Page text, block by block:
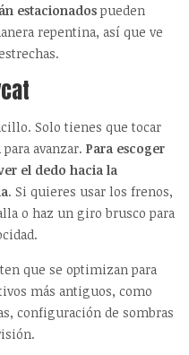
estacionadospueden
repentina, así que ve
Solo tienes que tocar
avanzar. Para escoger
el dedo hacia la
. Si quieres usar los frenos,
o haz un giro brusco para
que se optimizan para
más antiguos, como
configuración de sombras